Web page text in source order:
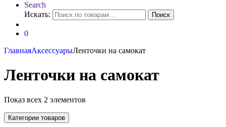
Search
Искать:
Поиск
0
ГлавнаяАксессуарыЛенточки на самокат
Ленточки на самокат
Показ всех 2 элементов
Категории товаров